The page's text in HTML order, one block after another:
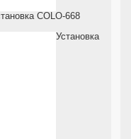
COLO-668
Установка